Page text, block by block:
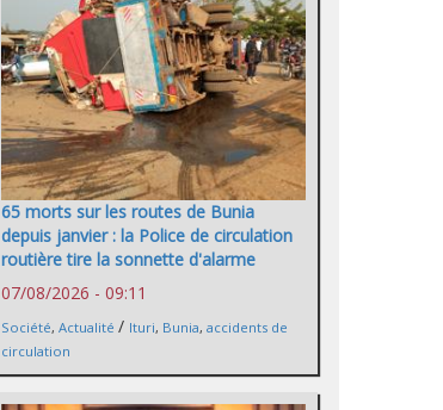
65 morts sur les routes de Bunia
depuis janvier : la Police de circulation
routière tire la sonnette d'alarme
07/08/2026 - 09:11
Société, Actualité / Ituri, Bunia, accidents de
circulation